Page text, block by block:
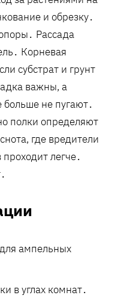
и обрезку․
Рассада
Корневая
субстрат и грунт
важны, а
больше не пугают․
полки определяют
где вредители
легче․
ампельных
в углах комнат․